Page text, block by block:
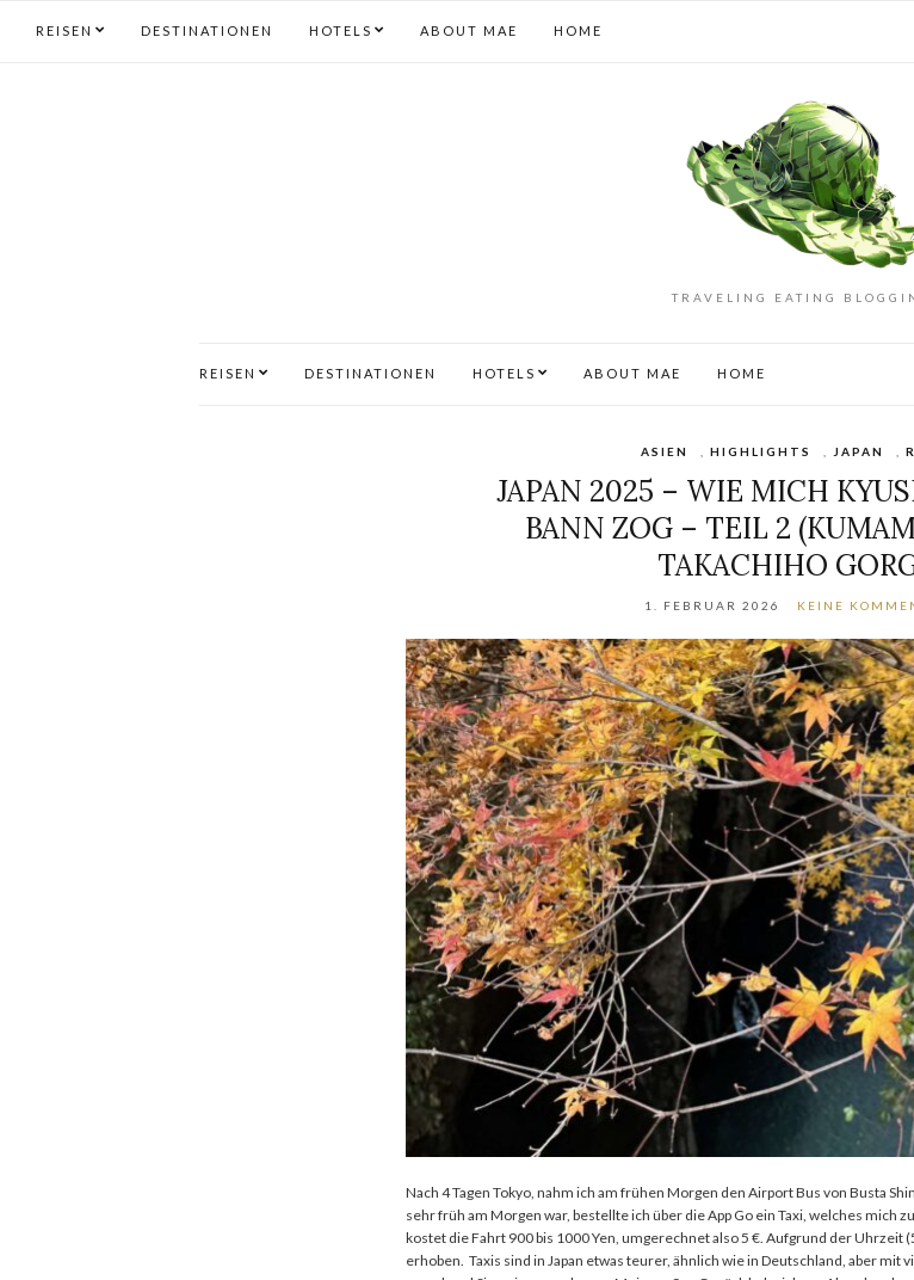
REISEN DESTINATIONEN HOTELS ABOUT MAE HOME
TRAVELING EATING
REISEN DESTINATIONEN HOTELS ABOUT MAE HOME
ASIEN HIGHLIGHTS JAPAN
JAPAN 2025 – WIE MICH
BANN ZOG – TEIL 2
TAKACHIHO
1. FEBRUAR 2026 KEINE
Nach 4 Tagen Tokyo, nahm ich am frühen Morgen den Airport Bus von Busta
sehr früh am Morgen war, bestellte ich über die App Go ein Taxi, welches mich
kostet die Fahrt 900 bis 1000 Yen, umgerechnet also 5 €. Aufgrund der Uhrzeit
erhoben. Taxis sind in Japan etwas teurer, ähnlich wie in Deutschland, aber mit